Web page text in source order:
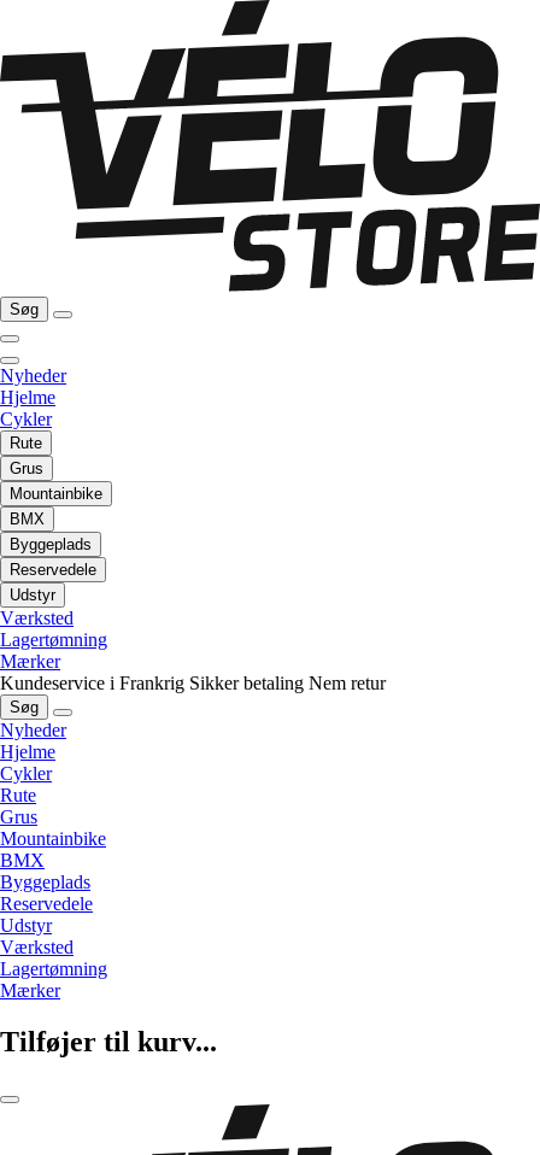
Søg
Nyheder
Hjelme
Cykler
Rute
Grus
Mountainbike
BMX
Byggeplads
Reservedele
Udstyr
Værksted
Lagertømning
Mærker
Kundeservice i Frankrig Sikker betaling Nem retur
Søg
Nyheder
Hjelme
Cykler
Rute
Grus
Mountainbike
BMX
Byggeplads
Reservedele
Udstyr
Værksted
Lagertømning
Mærker
Tilføjer til kurv...